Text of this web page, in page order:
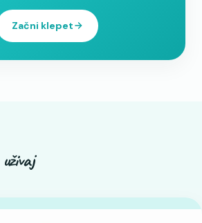
Začni klepet
uživaj